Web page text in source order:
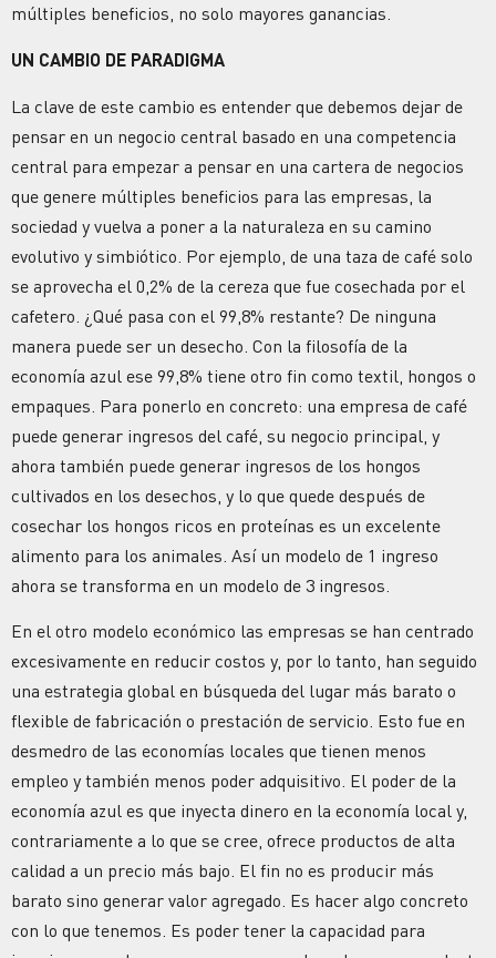
múltiples beneficios, no solo mayores ganancias.
UN CAMBIO DE PARADIGMA
La clave de este cambio es entender que debemos dejar de
pensar en un negocio central basado en una competencia
central para empezar a pensar en una cartera de negocios
que genere múltiples beneficios para las empresas, la
sociedad y vuelva a poner a la naturaleza en su camino
evolutivo y simbiótico. Por ejemplo, de una taza de café solo
se aprovecha el 0,2% de la cereza que fue cosechada por el
cafetero. ¿Qué pasa con el 99,8% restante? De ninguna
manera puede ser un desecho. Con la filosofía de la
economía azul ese 99,8% tiene otro fin como textil, hongos o
empaques. Para ponerlo en concreto: una empresa de café
puede generar ingresos del café, su negocio principal, y
ahora también puede generar ingresos de los hongos
cultivados en los desechos, y lo que quede después de
cosechar los hongos ricos en proteínas es un excelente
alimento para los animales. Así un modelo de 1 ingreso
ahora se transforma en un modelo de 3 ingresos.
En el otro modelo económico las empresas se han centrado
excesivamente en reducir costos y, por lo tanto, han seguido
una estrategia global en búsqueda del lugar más barato o
flexible de fabricación o prestación de servicio. Esto fue en
desmedro de las economías locales que tienen menos
empleo y también menos poder adquisitivo. El poder de la
economía azul es que inyecta dinero en la economía local y,
contrariamente a lo que se cree, ofrece productos de alta
calidad a un precio más bajo. El fin no es producir más
barato sino generar valor agregado. Es hacer algo concreto
con lo que tenemos. Es poder tener la capacidad para